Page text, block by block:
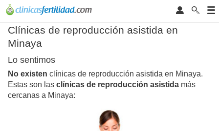
Clínicas de reproducción asistida en
Minaya
Lo sentimos
No existen clínicas de reproducción asistida en Minaya.
Estas son las clínicas de reproducción asistida más
cercanas a Minaya: